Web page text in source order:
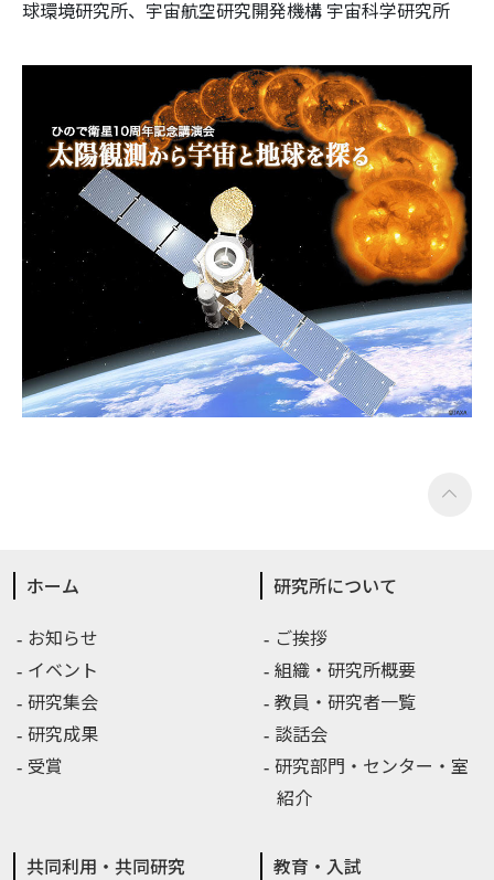
球環境研究所、宇宙航空研究開発機構 宇宙科学研究所
ホーム
お知らせ
イベント
研究集会
研究成果
受賞
研究所について
ご挨拶
組織・研究所概要
教員・研究者一覧
談話会
研究部門・センター・室
紹介
共同利用・共同研究
教育・入試